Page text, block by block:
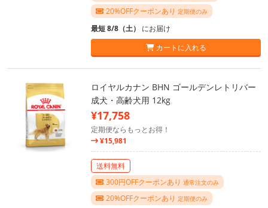
20%OFFクーポンあり 定期便のみ
最短 8/8（土） にお届け
カートに入れる
ロイヤルカナン BHN ゴールデンレトリバー
成犬・高齢犬用 12kg
¥17,758
定期便ならもっとお得！
¥15,981
送料無料
300円OFFクーポンあり 通常注文のみ
20%OFFクーポンあり 定期便のみ